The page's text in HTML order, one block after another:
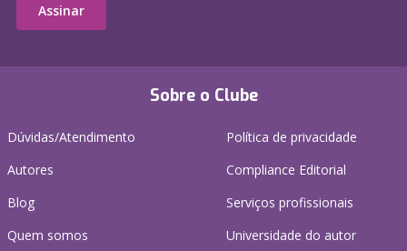
Sobre o Clube
Dúvidas/Atendimento
Autores
Blog
Quem somos
Política de privacidade
Compliance Editorial
Serviços profissionais
Universidade do autor
Assinar